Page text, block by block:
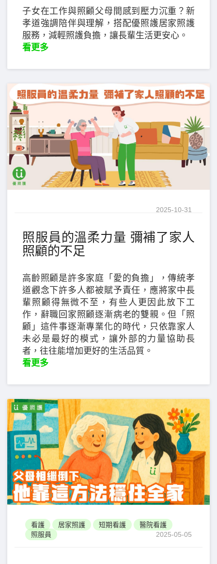
子女在工作與照顧父母間感到壓力沉重？新
孝道強調陪伴與理解，搭配優照護居家照護
服務，減輕照護負擔，讓長輩生活更安心。
看更多
2025-10-31
照服員的溫柔力量 彌補了家人
照顧的不足
高齡照顧是許多家庭「愛的負擔」，傳統孝
道觀念下許多人都被賦予責任，應將家中長
輩照顧得無微不至，有些人更因此放下工
作，辭職回家照顧逐漸病老的雙親。但「照
顧」這件事逐漸專業化的時代，只依靠家人
未必是最好的模式，讓外部的力量協助長
者，往往能增加更好的生活品質。
看更多
看護 居家照護 短期看護
醫院看護
照服員
2025-05-05